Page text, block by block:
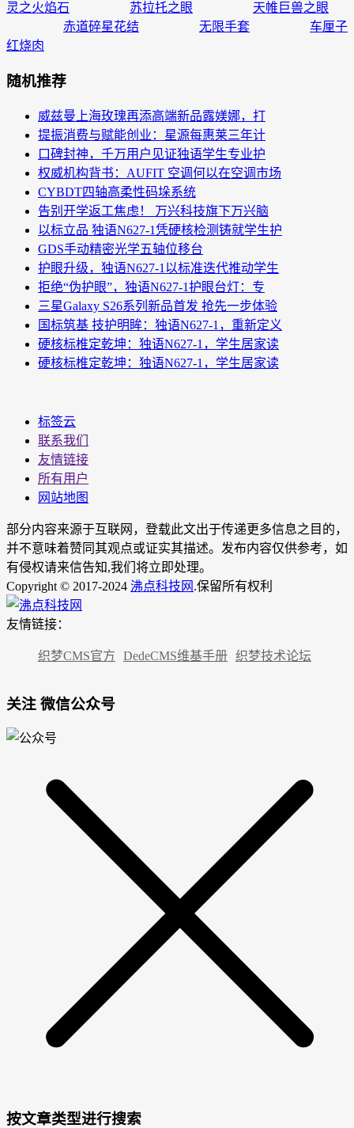
灵之火焰石
苏拉托之眼
天帷巨兽之眼
赤道碎星花结
无限手套
车厘子
红烧肉
随机推荐
威兹曼上海玫瑰再添高端新品露媄娜，打
提振消费与赋能创业：星源每惠莱三年计
口碑封神，千万用户见证独语学生专业护
权威机构背书：AUFIT 空调何以在空调市场
CYBDT四轴高柔性码垛系统
告别开学返工焦虑！ 万兴科技旗下万兴脑
以标立品 独语N627-1凭硬核检测铸就学生护
GDS手动精密光学五轴位移台
护眼升级，独语N627-1以标准迭代推动学生
拒绝“伪护眼”，独语N627-1护眼台灯：专
三星Galaxy S26系列新品首发 抢先一步体验
国标筑基 技护明眸：独语N627-1，重新定义
硬核标椎定乾坤：独语N627-1，学生居家读
硬核标椎定乾坤：独语N627-1，学生居家读
标签云
联系我们
友情链接
所有用户
网站地图
部分内容来源于互联网，登载此文出于传递更多信息之目的，
并不意味着赞同其观点或证实其描述。发布内容仅供参考，如
有侵权请来信告知,我们将立即处理。
Copyright © 2017-2024 沸点科技网 .保留所有权利
友情链接：
织梦CMS官方 DedeCMS维基手册 织梦技术论坛
关注 微信公众号
按文章类型进行搜索